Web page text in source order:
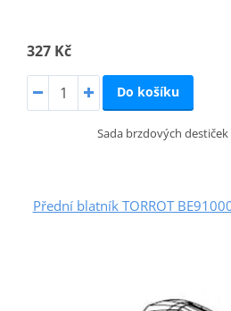
327 Kč
Do košíku
Sada brzdových destiček
Přední blatník TORROT